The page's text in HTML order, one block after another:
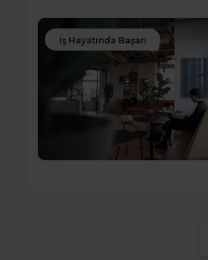
İş Hayatında Başarı